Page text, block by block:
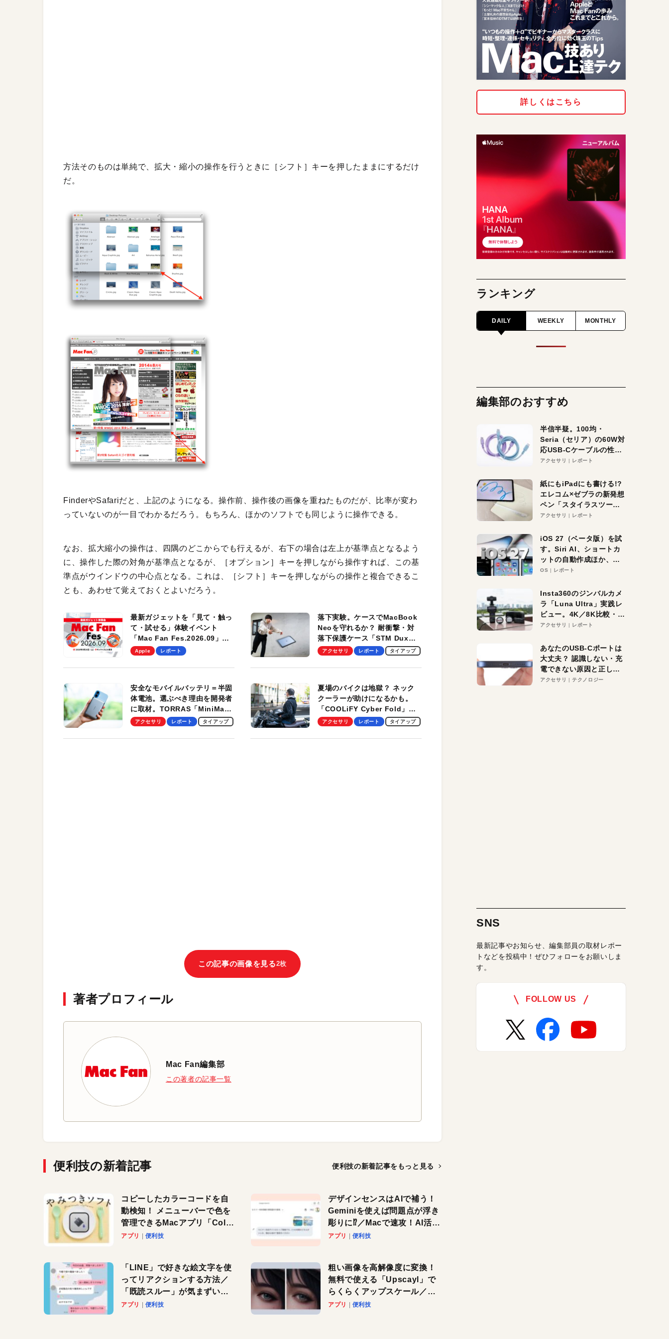
方法そのものは単純で、拡大・縮小の操作を行うときに［シフト］キーを押したままにするだけ
だ。
FinderやSafariだと、上記のようになる。操作前、操作後の画像を重ねたものだが、比率が変わ
っていないのが一目でわかるだろう。もちろん、ほかのソフトでも同じように操作できる。
なお、拡大縮小の操作は、四隅のどこからでも行えるが、右下の場合は左上が基準点となるよう
に、操作した際の対角が基準点となるが、［オプション］キーを押しながら操作すれば、この基
準点がウインドウの中心点となる。これは、［シフト］キーを押しながらの操作と複合できるこ
とも、あわせて覚えておくとよいだろう。
最新ガジェットを「見て・触っ
て・試せる」体験イベント
「Mac Fan Fes.2026.09」
を、9月26日（土）に開催しま
Apple レポート
落下実験。ケースでMacBook
Neoを守れるか？ 耐衝撃・対
落下保護ケース「STM Dux
Ultra」を検証。学生、ビジネ
適！
アクセサリ レポート タイアップ
安全なモバイルバッテリ＝半固
体電池。選ぶべき理由を開発者
に取材。TORRAS「MiniMag
Pro」の実機レビューも
アクセサリ レポート タイアップ
夏場のバイクは地獄？ ネック
クーラーが助けになるかも。
「COOLiFY Cyber Fold」レ
ビュー。冷却の速さ、密着する
性がグッド！
アクセサリ レポート タイアップ
この記事の画像を見る2枚
著者プロフィール
Mac Fan編集部
この著者の記事一覧
便利技の新着記事 便利技の新着記事をもっと見る
コピーしたカラーコードを自
動検知！ メニューバーで色を
管理できるMacアプリ「Color
Copy Bucket」
アプリ 便利技
デザインセンスはAIで補う！
Geminiを使えば問題点が浮き
彫りに⁉︎／Macで速攻！AI活用
テク
アプリ 便利技
「LINE」で好きな絵文字を使
ってリアクションする方法／
「既読スルー」が気まずいと
きに便利です！
アプリ 便利技
粗い画像を高解像度に変換！
無料で使える「Upscayl」で
らくらくアップスケール／
Macで速攻！AI活用テク
アプリ 便利技
詳しくはこちら
ランキング
DAILY WEEKLY MONTHLY
編集部のおすすめ
半信半疑。100均・
Seria（セリア）の60W対
応USB-Cケーブルの性能
を検証。超コスパの1本を
アクセサリ レポート
紙にもiPadにも書ける!?
エレコム×ゼブラの新発想
ペン「スタイラスツーウ
ェイ」レビュー。持ち替
アクセサリ レポート
iOS 27（ベータ版）を試
す。Siri AI、ショートカ
ットの自動作成ほか、期
待大の便利機能5選。
る未来はすぐそこ！
OS レポート
Insta360のジンバルカメ
ラ「Luna Ultra」実践レ
ビュー。4K／8K比較・ズ
ーム・夜間撮影をチェッ
アクセサリ レポート
あなたのUSB-Cポートは
大丈夫？ 認識しない・充
電できない原因と正しい
対策
アクセサリ テクノロジー
SNS
最新記事やお知らせ、編集部員の取材レポー
トなどを投稿中！ぜひフォローをお願いしま
す。
FOLLOW US